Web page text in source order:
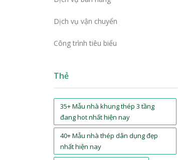
Dịch vụ vận chuyển
Công trình tiêu biểu
Thẻ
35+ Mẫu nhà khung thép 3 tầng
đang hot nhất hiện nay
40+ Mẫu nhà thép dân dụng đẹp
nhất hiện nay